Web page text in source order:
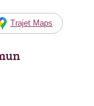
Trajet Maps